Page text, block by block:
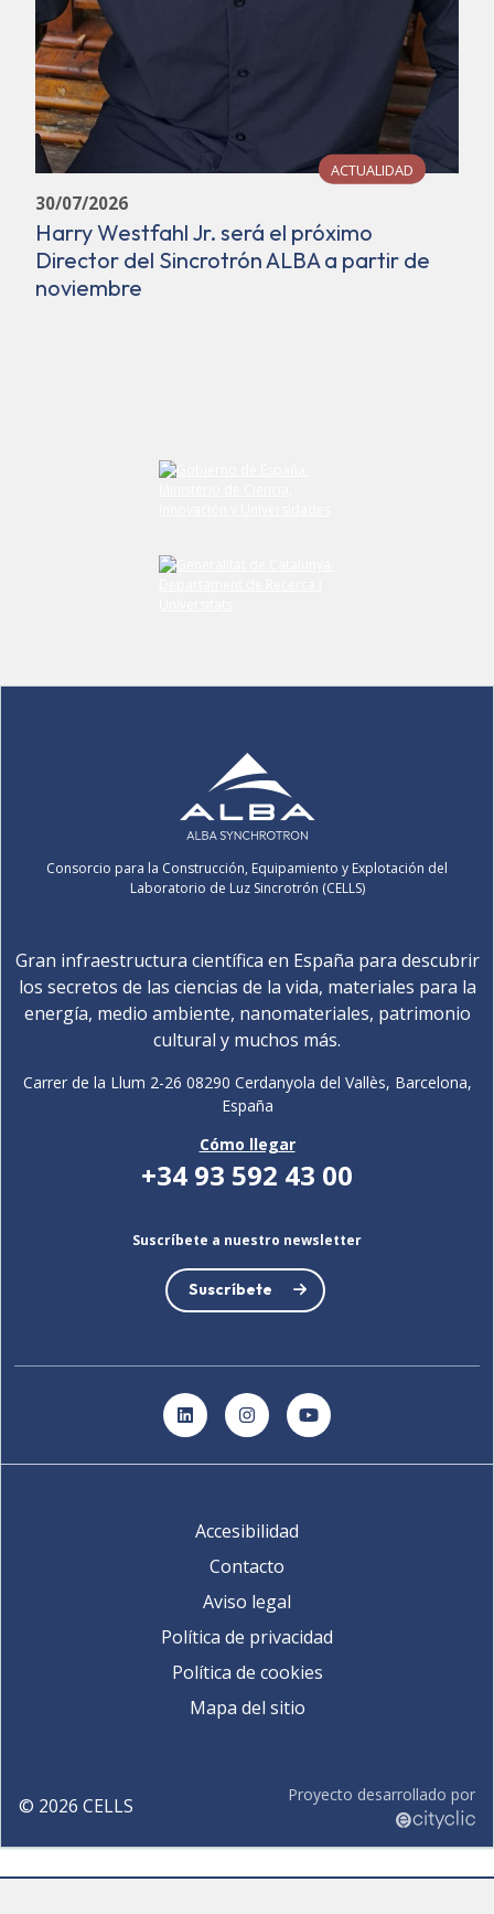
ACTUALIDAD
30/07/2026
Harry Westfahl Jr. será el próximo
Director del Sincrotrón ALBA a partir de
noviembre
Consorcio para la Construcción, Equipamiento y Explotación del
Laboratorio de Luz Sincrotrón (CELLS)
Gran infraestructura científica en España para descubrir
los secretos de las ciencias de la vida, materiales para la
energía, medio ambiente, nanomateriales, patrimonio
cultural y muchos más.
Carrer de la Llum 2-26 08290 Cerdanyola del Vallès, Barcelona,
España
Cómo llegar
+34 93 592 43 00
Suscríbete a nuestro newsletter
Suscríbete
LinkedInInstagramYouTube
Accesibilidad
Contacto
Aviso legal
Política de privacidad
Política de cookies
Mapa del sitio
© 2026 CELLS Proyecto desarrollado por